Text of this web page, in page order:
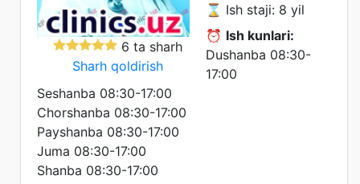
6 ta sharh
Sharh qoldirish
⌛ Ish staji: 8 yil
⏰ Ish kunlari:
Dushanba 08:30-
17:00
Seshanba 08:30-17:00
Chorshanba 08:30-17:00
Payshanba 08:30-17:00
Juma 08:30-17:00
Shanba 08:30-17:00